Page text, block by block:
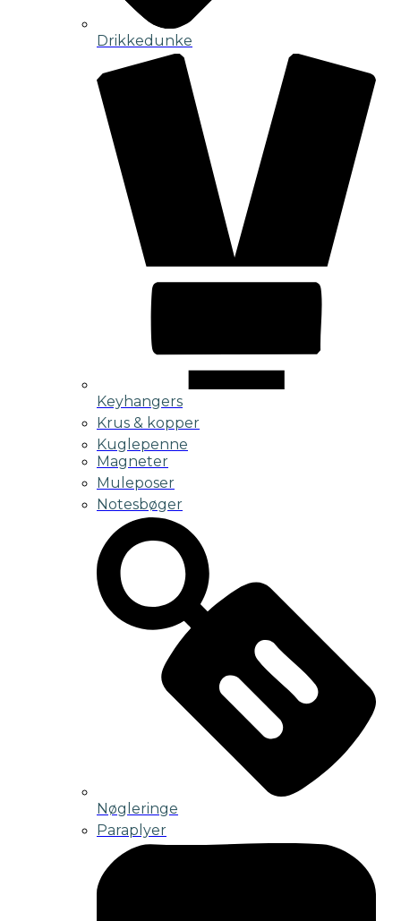
Drikkedunke
Keyhangers
Krus & kopper
Kuglepenne
Magneter
Muleposer
Notesbøger
Nøgleringe
Paraplyer